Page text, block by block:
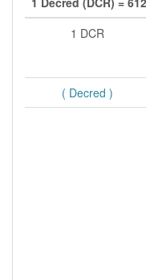
1 DCR
( Decred )